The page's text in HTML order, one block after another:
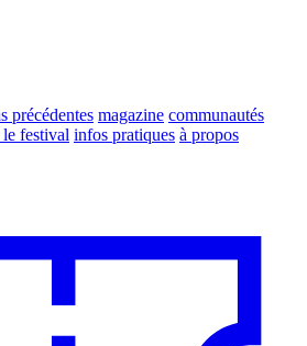
précédentes magazine communautés
festival infos pratiques à propos